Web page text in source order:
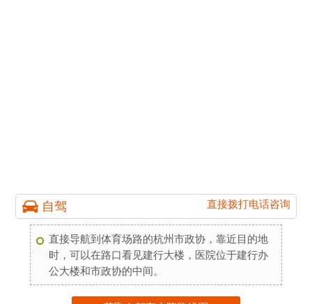
自驾 直接拨打电话咨询
直接导航到体育场路的杭州市政协，靠近目的地
时，可以在路口看见建行大楼，医院位于建行办
公大楼和市政协的中间。